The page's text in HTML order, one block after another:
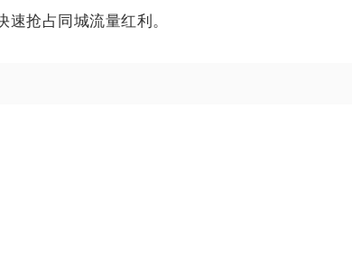
抢占同城流量红利。